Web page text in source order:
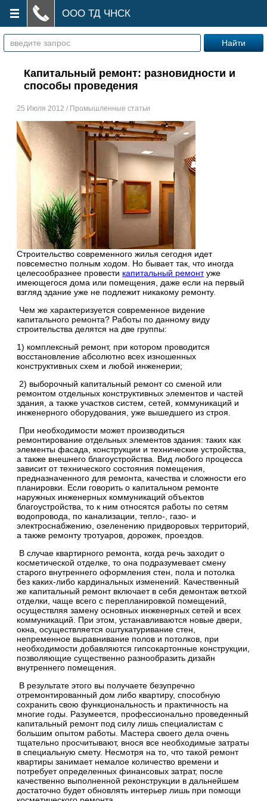
ООО ТД ЧНСК
Капитальный ремонт: разновидности и
способы проведения
25 Июля 2012 / Промышленные статьи
Строительство современного жилья сегодня идет
повсеместно полным ходом. Но бывает так, что иногда
целесообразнее провести капитальный ремонтуже
имеющегося дома или помещения, даже если на первый
взгляд здание уже не подлежит никакому ремонту.
Чем же характеризуется современное видение
капитального ремонта? Работы по данному виду
строительства делятся на две группы:
1) комплексный ремонт, при котором проводится
восстановление абсолютно всех изношенных
конструктивных схем и любой инженерии;
2) выборочный капитальный ремонт со сменой или
ремонтом отдельных конструктивных элементов и частей
здания, а также участков систем, сетей, коммуникаций и
инженерного оборудования, уже вышедшего из строя.
При необходимости может производиться
ремонтирование отдельных элементов здания: таких как
элементы фасада, конструкции и технические устройства,
а также внешнего благоустройства. Вид любого процесса
зависит от технического состояния помещения,
предназначенного для ремонта, качества и сложности его
планировки. Если говорить о капитальном ремонте
наружных инженерных коммуникаций объектов
благоустройства, то к ним относятся работы по сетям
водопровода, по канализации, тепло-, газо- и
электроснабжению, озеленению придворовых территорий,
а также ремонту тротуаров, дорожек, проездов.
В случае квартирного ремонта, когда речь заходит о
косметической отделке, то она подразумевает смену
старого внутреннего оформления стен, пола и потолка
без каких-либо кардинальных изменений. Качественный
же капитальный ремонт включает в себя демонтаж ветхой
отделки, чаще всего с перепланировкой помещений,
осуществляя замену основных инженерных сетей и всех
коммуникаций. При этом, устанавливаются новые двери,
окна, осуществляется оштукатуривание стен,
непременное выравнивание полов и потолков, при
необходимости добавляются гипсокартонные конструкции,
позволяющие существенно разнообразить дизайн
внутреннего помещения.
В результате этого вы получаете безупречно
отремонтированный дом либо квартиру, способную
сохранить свою функциональность и практичность на
многие годы. Разумеется, профессионально проведенный
капитальный ремонт под силу лишь специалистам с
большим опытом работы. Мастера своего дела очень
тщательно просчитывают, внося все необходимые затраты
в специальную смету. Несмотря на то, что такой ремонт
квартиры занимает немалое количество времени и
потребует определенных финансовых затрат, после
качественно выполненной реконструкции в дальнейшем
достаточно будет обновлять интерьер лишь при помощи